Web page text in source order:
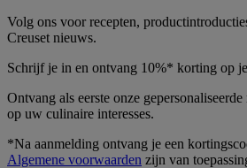
Volg ons voor recepten,
Creuset nieuws.
Schrijf je in en ontvang 10%* korting op
Ontvang als eerste onze
op uw culinaire interesses.
*Na aanmelding ontvang je een
Algemene voorwaarden zijn van